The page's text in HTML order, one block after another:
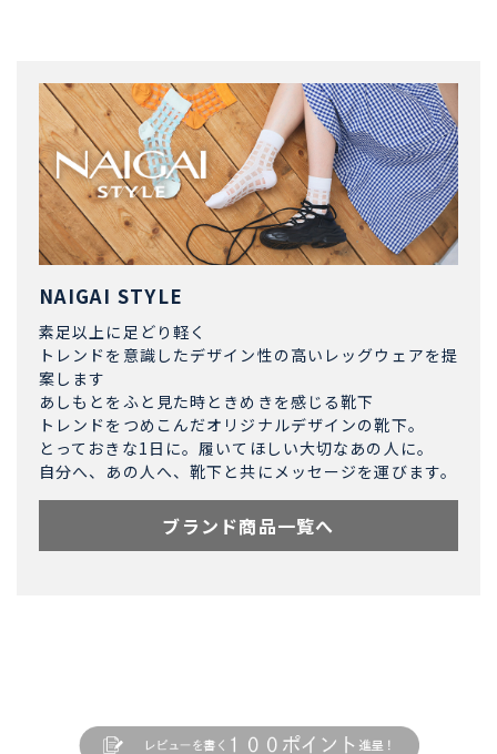
NAIGAI STYLE
素足以上に足どり軽く
トレンドを意識したデザイン性の高いレッグウェアを提
案します
あしもとをふと見た時ときめきを感じる靴下
トレンドをつめこんだオリジナルデザインの靴下。
とっておきな1日に。履いてほしい大切なあの人に。
自分へ、あの人へ、靴下と共にメッセージを運びます。
ブランド商品一覧へ